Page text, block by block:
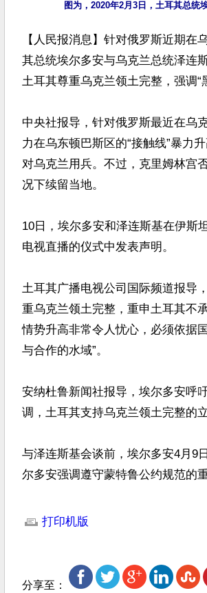
【人民报消息】针对俄罗斯近期
其总统埃尔多安与乌克兰总统泽连
土耳其尊重乌克兰领土完整，强调“
中央社报导，针对俄罗斯最近在乌
力在乌东顿巴斯区的“接触线”暴力
对乌克兰用兵。不过，克里姆林宫
况下续留当地。
10日，埃尔多安和泽连斯基在伊斯
电视直播的仪式中发表声明。
土耳其广播电视公司国际频道报导
重乌克兰领土完整，重申土耳其不
情势升高非常令人忧心，必须依据
与合作的水域”。
安纳杜鲁新闻社报导，埃尔多安呼
调，土耳其支持乌克兰领土完整的立
与泽连斯基会谈前，埃尔多安4月9
尔多安强调遵守蒙特鲁公约规范的
打印机版
分享至：